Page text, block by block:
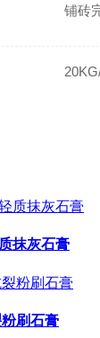
铺砖
抹灰石膏
刷石膏